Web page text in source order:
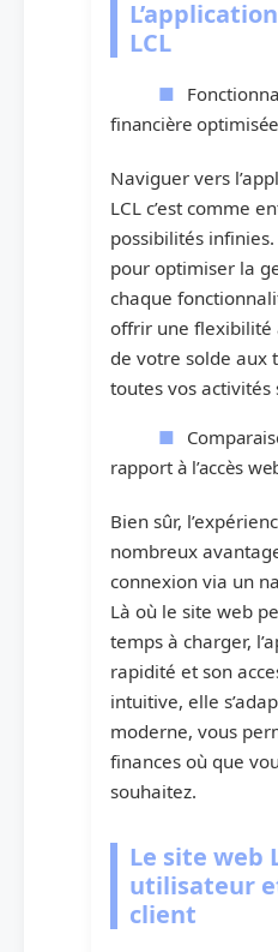
LCL
financière optimisée
Naviguer vers
LCL c’est comme
possibilités
pour optimiser la
chaque
offrir une flexibilité
de votre solde aux
toutes vos
rapport à l’accès
Bien sûr,
nombreux
connexion via un
Là où le site web
temps à charger,
rapidité et son
intuitive, elle
moderne, vous
finances où que
souhaitez.
Le site web
utilisateur
client